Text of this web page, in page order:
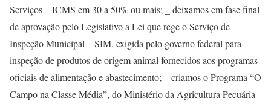
Serviços – ICMS em 30 a 50% ou mais; _ deixamos em fase final
de aprovação pelo Legislativo a Lei que rege o Serviço de
Inspeção Municipal – SIM, exigida pelo governo federal para
inspeção de produtos de origem animal fornecidos aos programas
oficiais de alimentação e abastecimento; _ criamos o Programa “O
Campo na Classe Média”, do Ministério da Agricultura Pecuária